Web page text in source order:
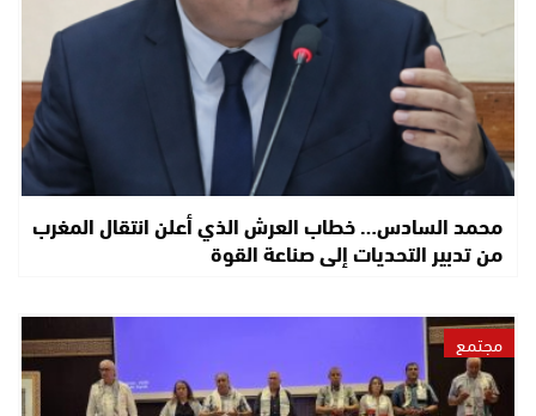
محمد السادس… خطاب العرش الذي أعلن انتقال المغرب
من تدبير التحديات إلى صناعة القوة
مجتمع